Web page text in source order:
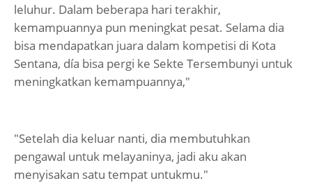
leluhur. Dalam beberapa hari terakhir,
kemampuannya pun meningkat pesat. Selama dia
bisa mendapatkan juara dalam kompetisi di Kota
Sentana, día bisa pergi ke Sekte Tersembunyi untuk
meningkatkan kemampuannya,"
"Setelah dia keluar nanti, dia membutuhkan
pengawal untuk melayaninya, jadi aku akan
menyisakan satu tempat untukmu."